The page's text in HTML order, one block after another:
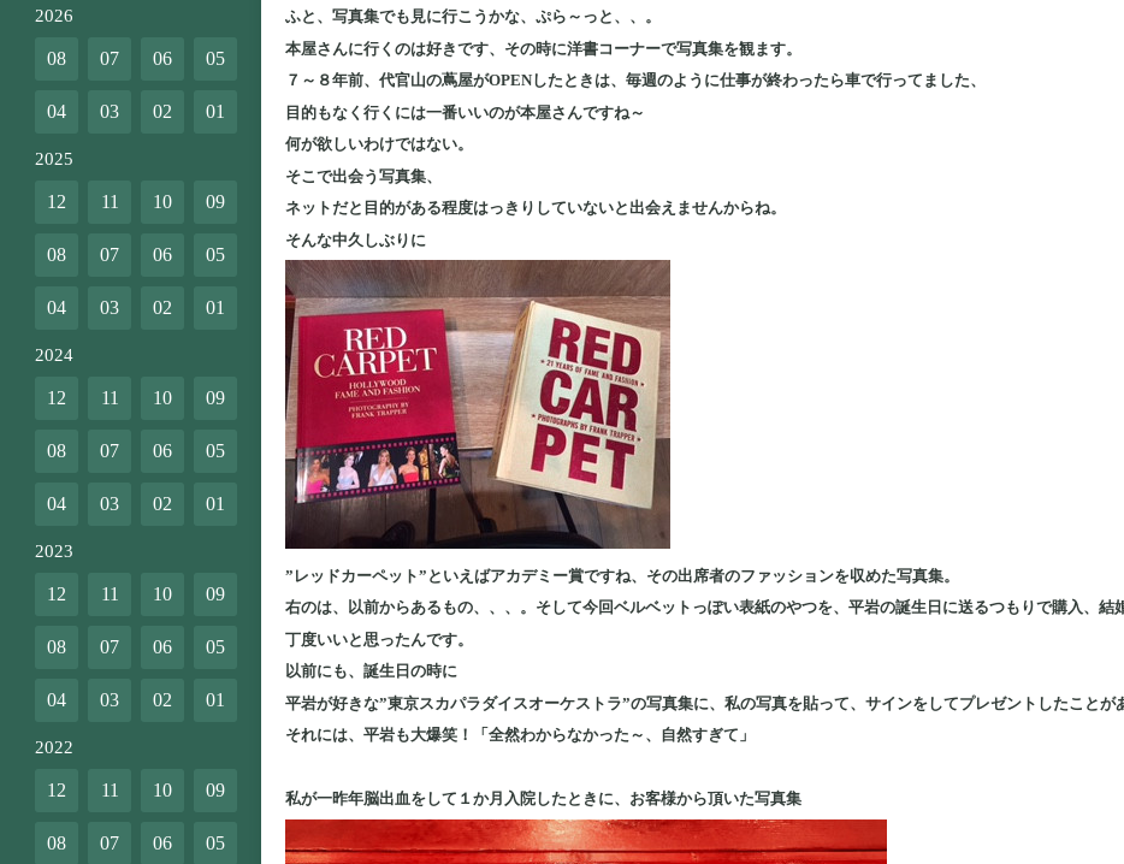
ふと、写真集でも見に行こうかな、ぷら～っと、、。
本屋さんに行くのは好きです、その時に洋書コーナーで写真集を観ます。
７～８年前、代官山の蔦屋がOPENしたときは、毎週のように仕事が終わったら車で行ってました、
目的もなく行くには一番いいのが本屋さんですね～
何が欲しいわけではない。
そこで出会う写真集、
ネットだと目的がある程度はっきりしていないと出会えませんからね。
そんな中久しぶりに
”レッドカーペット”といえばアカデミー賞ですね、その出席者のファッションを収めた写真集。
右のは、以前からあるもの、、、。そして今回ベルベットっぽい表紙のやつを、平岩の誕生日に送るつもりで購入、結
丁度いいと思ったんです。
以前にも、誕生日の時に
平岩が好きな”東京スカパラダイスオーケストラ”の写真集に、私の写真を貼って、サインをしてプレゼントしたことが
それには、平岩も大爆笑！「全然わからなかった～、自然すぎて」
私が一昨年脳出血をして１か月入院したときに、お客様から頂いた写真集
2026
08 07 06 05
04 03 02 01
2025
12 11 10 09
08 07 06 05
04 03 02 01
2024
12 11 10 09
08 07 06 05
04 03 02 01
2023
12 11 10 09
08 07 06 05
04 03 02 01
2022
12 11 10 09
08 07 06 05